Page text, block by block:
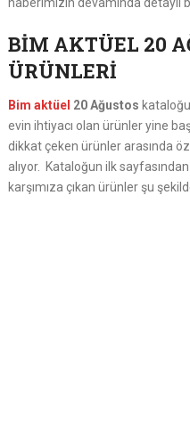
BİM AKTÜEL 20
ÜRÜNLERİ
Bim aktüel 20 Ağustos
evin ihtiyacı olan ürünler yine
dikkat çeken ürünler arasında
alıyor. Kataloğun ilk
karşımıza çıkan ürünler şu